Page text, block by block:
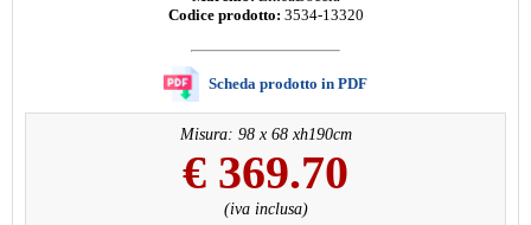
Codice prodotto: 3534-13320
Scheda prodotto in PDF
Misura: 98 x 68 xh190cm
€ 369.70
(iva inclusa)